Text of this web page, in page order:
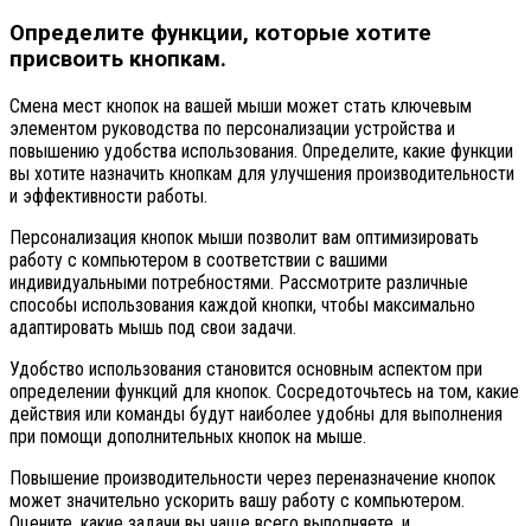
Определите функции, которые хотите
присвоить кнопкам.
Смена мест кнопок на вашей мыши может стать ключевым
элементом руководства по персонализации устройства и
повышению удобства использования. Определите, какие функции
вы хотите назначить кнопкам для улучшения производительности
и эффективности работы.
Персонализация кнопок мыши позволит вам оптимизировать
работу с компьютером в соответствии с вашими
индивидуальными потребностями. Рассмотрите различные
способы использования каждой кнопки, чтобы максимально
адаптировать мышь под свои задачи.
Удобство использования становится основным аспектом при
определении функций для кнопок. Сосредоточьтесь на том, какие
действия или команды будут наиболее удобны для выполнения
при помощи дополнительных кнопок на мыше.
Повышение производительности через переназначение кнопок
может значительно ускорить вашу работу с компьютером.